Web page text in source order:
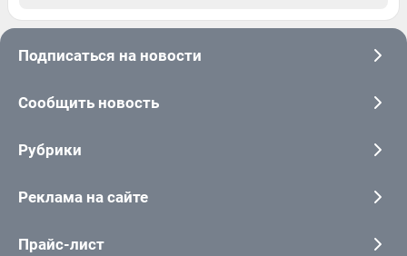
Подписаться на новости
Сообщить новость
Рубрики
Реклама на сайте
Прайс-лист